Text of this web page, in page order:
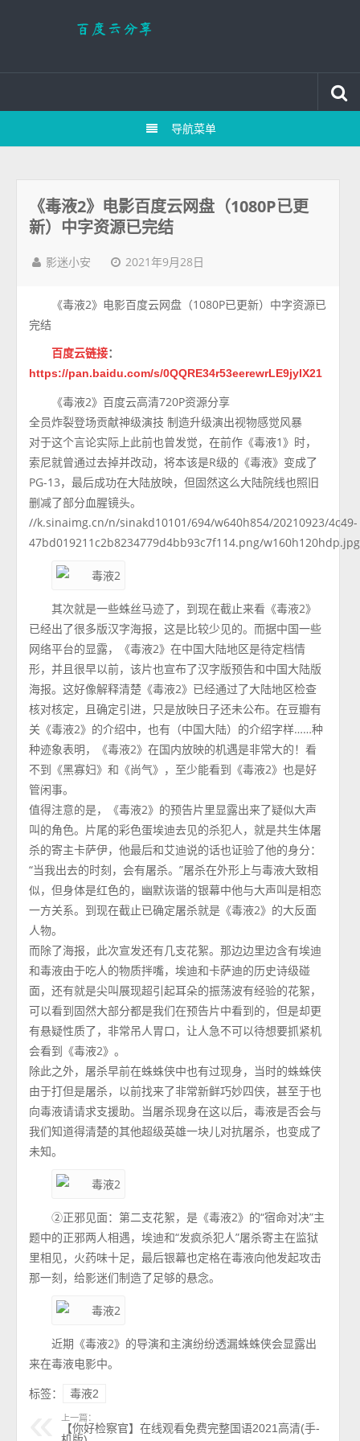
导航菜单
《毒液2》电影百度云网盘（1080P已更
新）中字资源已完结
影迷小安 2021年9月28日
《毒液2》电影百度云网盘（1080P已更新）中字资源已
完结
百度云链接：
https://pan.baidu.com/s/0QQRE34r53eerewrLE9jylX21
《毒液2》百度云高清720P资源分享
全员炸裂登场贡献神级演技 制造升级演出视物感觉风暴
对于这个言论实际上此前也曾发觉，在前作《毒液1》时，
索尼就曾通过去掉并改动，将本该是R级的《毒液》变成了
PG-13，最后成功在大陆放映，但固然这么大陆院线也照旧
删减了部分血腥镜头。
//k.sinaimg.cn/n/sinakd10101/694/w640h854/20210923/4c49-
47bd019211c2b8234779d4bb93c7f114.png/w160h120hdp.jpg
其次就是一些蛛丝马迹了，到现在截止来看《毒液2》
已经出了很多版汉字海报，这是比较少见的。而据中国一些
网络平台的显露，《毒液2》在中国大陆地区是待定档情
形，并且很早以前，该片也宣布了汉字版预告和中国大陆版
海报。这好像解释清楚《毒液2》已经通过了大陆地区检查
核对核定，且确定引进，只是放映日子还未公布。在豆瓣有
关《毒液2》的介绍中，也有（中国大陆）的介绍字样……种
种迹象表明，《毒液2》在国内放映的机遇是非常大的！看
不到《黑寡妇》和《尚气》，至少能看到《毒液2》也是好
管闲事。
值得注意的是，《毒液2》的预告片里显露出来了疑似大声
叫的角色。片尾的彩色蛋埃迪去见的杀犯人，就是共生体屠
杀的寄主卡萨伊，他最后和艾迪说的话也证验了他的身分：
“当我出去的时刻，会有屠杀。”屠杀在外形上与毒液大致相
似，但身体是红色的，幽默诙谐的银幕中他与大声叫是相恋
一方关系。到现在截止已确定屠杀就是《毒液2》的大反面
人物。
而除了海报，此次宣发还有几支花絮。那边边里边含有埃迪
和毒液由于吃人的物质拌嘴，埃迪和卡萨迪的历史诗级碰
面，还有就是尖叫展现超引起耳朵的振荡波有经验的花絮，
可以看到固然大部分都是我们在预告片中看到的，但是却更
有悬疑性质了，非常吊人胃口，让人急不可以待想要抓紧机
会看到《毒液2》。
除此之外，屠杀早前在蛛蛛侠中也有过现身，当时的蛛蛛侠
由于打但是屠杀，以前找来了非常新鲜巧妙四侠，甚至于也
向毒液请请求支援助。当屠杀现身在这以后，毒液是否会与
我们知道得清楚的其他超级英雄一块儿对抗屠杀，也变成了
未知。
②正邪见面：第二支花絮，是《毒液2》的“宿命对决”主
题中的正邪两人相遇，埃迪和“发疯杀犯人”屠杀寄主在监狱
里相见，火药味十足，最后银幕也定格在毒液向他发起攻击
那一刻，给影迷们制造了足够的悬念。
近期《毒液2》的导演和主演纷纷透漏蛛蛛侠会显露出
来在毒液电影中。
标签：
毒液2
上一篇：
【你好检察官】在线观看免费完整国语2021高清(手-